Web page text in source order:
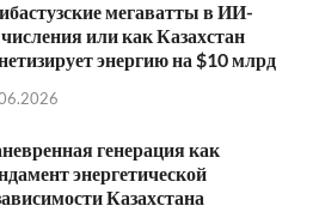
мегаватты в ИИ-
или как Казахстан
энергию на $10 млрд
генерация как
энергетической
Казахстана